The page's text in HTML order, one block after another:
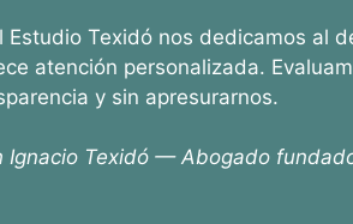
Estudio Texidó nos dedicamos al
atención personalizada.
y sin apresurarnos.
Ignacio Texidó — Abogado